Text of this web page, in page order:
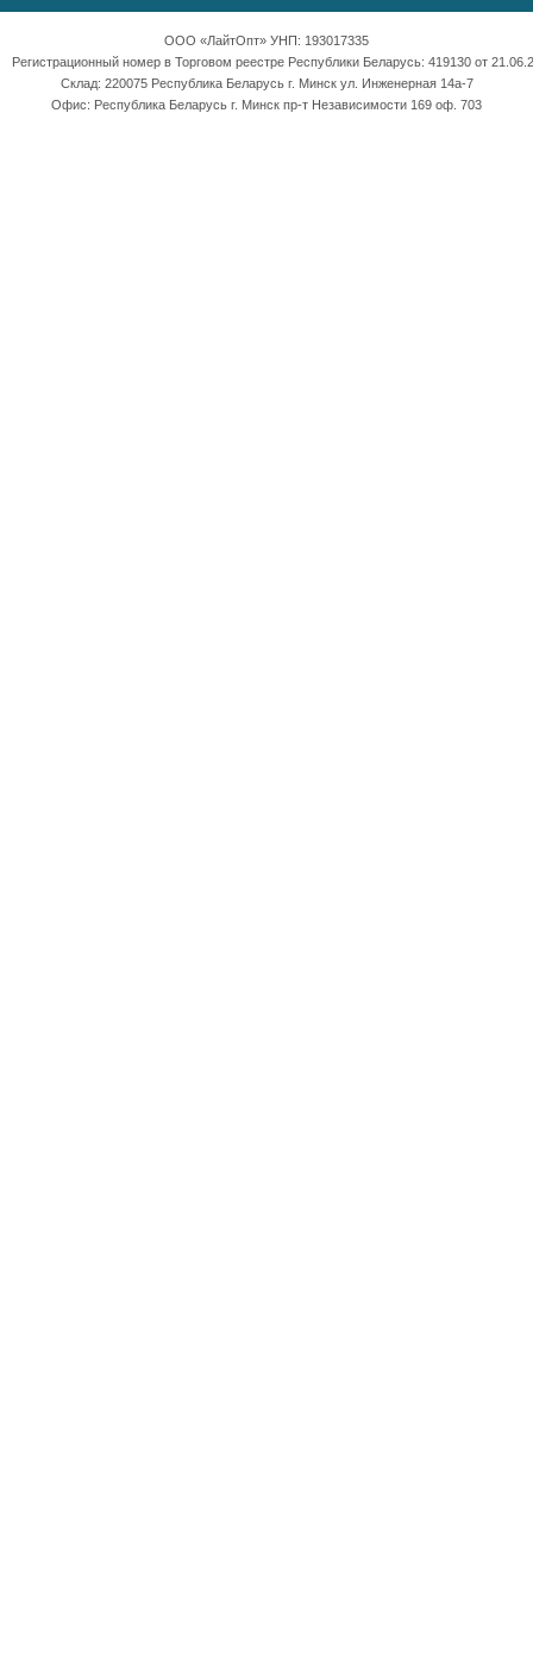
ООО «ЛайтОпт» УНП: 193017335
Регистрационный номер в Торговом реестре Республики Беларусь: 419130 от
Склад: 220075 Республика Беларусь г. Минск ул. Инженерная 14а-7
Офис: Республика Беларусь г. Минск пр-т Независимости 169 оф. 703